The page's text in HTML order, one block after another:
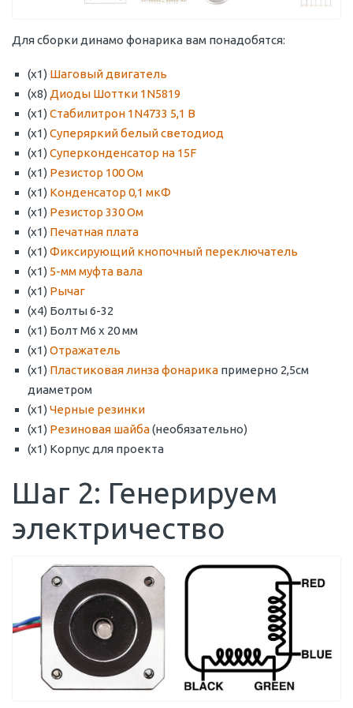
Для сборки динамо фонарика вам понадобятся:
(x1) Шаговый двигатель
(x8) Диоды Шоттки 1N5819
(x1)Стабилитрон 1N4733 5,1 В
(x1)Суперяркий белый светодиод
(x1)Суперконденсатор на 15F
(x1) Резистор 100 Ом
(x1) Конденсатор 0,1 мкФ
(x1) Резистор 330 Ом
(x1) Печатная плата
(x1)Фиксирующий кнопочный переключатель
(x1) 5-мм муфта вала
(x1) Рычаг
(x4) Болты 6-32
(x1) Болт M6 x 20 мм
(x1)Отражатель
(x1) Пластиковая линза фонарика примерно 2,5см
диаметром
(x1)Черные резинки
(x1) Резиновая шайба(необязательно)
(x1) Корпус для проекта
Шаг 2: Генерируем
электричество